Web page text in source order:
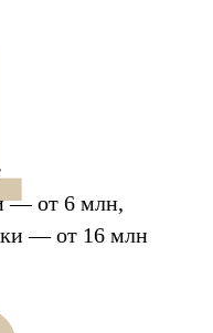
— от 6 млн,
— от 16 млн